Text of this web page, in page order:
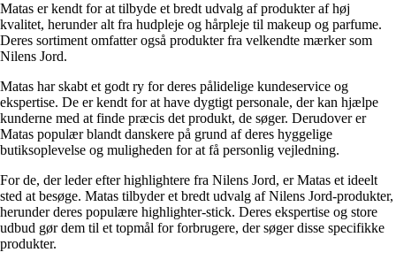
Matas er kendt for at tilbyde et bredt udvalg af produkter af høj
kvalitet, herunder alt fra hudpleje og hårpleje til makeup og parfume.
Deres sortiment omfatter også produkter fra velkendte mærker som
Nilens Jord.
Matas har skabt et godt ry for deres pålidelige kundeservice og
ekspertise. De er kendt for at have dygtigt personale, der kan hjælpe
kunderne med at finde præcis det produkt, de søger. Derudover er
Matas populær blandt danskere på grund af deres hyggelige
butiksoplevelse og muligheden for at få personlig vejledning.
For de, der leder efter highlightere fra Nilens Jord, er Matas et ideelt
sted at besøge. Matas tilbyder et bredt udvalg af Nilens Jord-produkter,
herunder deres populære highlighter-stick. Deres ekspertise og store
udbud gør dem til et topmål for forbrugere, der søger disse specifikke
produkter.